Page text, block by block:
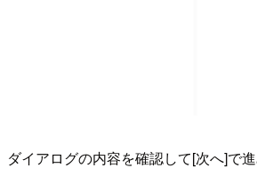
ダイアログの内容を確認して[次へ]で進